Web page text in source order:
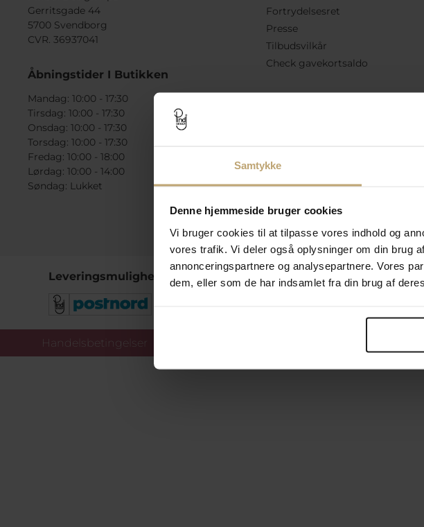
Samtykke
Denne hjemmeside bruger cookies
Vi bruger cookies til at tilpasse vores indhold og
vores trafik. Vi deler også oplysninger om din brug
annonceringspartnere og analysepartnere. Vores
dem, eller som de har indsamlet fra din brug af
Gerritsgade 44
5700 Svendborg
CVR. 36937041
Åbningstider I Butikken
Mandag: 10:00 - 17:30
Tirsdag: 10:00 - 17:30
Onsdag: 10:00 - 17:30
Torsdag: 10:00 - 17:30
Fredag: 10:00 - 18:00
Lørdag: 10:00 - 14:00
Søndag: Lukket
Fortrydelsesret
Presse
Tilbudsvilkår
Check gavekortsaldo
Leveringsmuligheder
Handelsbetingelser